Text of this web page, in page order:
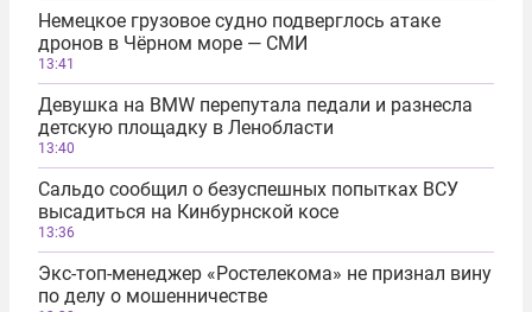
Немецкое грузовое судно подверглось атаке
дронов в Чёрном море — СМИ
13:41
Девушка на BMW перепутала педали и разнесла
детскую площадку в Ленобласти
13:40
Сальдо сообщил о безуспешных попытках ВСУ
высадиться на Кинбурнской косе
13:36
Экс-топ-менеджер «Ростелекома» не признал вину
по делу о мошенничестве